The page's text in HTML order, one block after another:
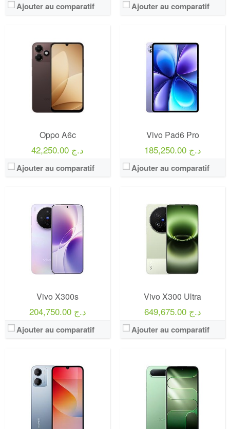
Ajouter au comparatif Ajouter au comparatif
Oppo A6c
42,250.00 د.ج
Ajouter au comparatif
Vivo Pad6 Pro
185,250.00 د.ج
Ajouter au comparatif
Vivo X300s
204,750.00 د.ج
Ajouter au comparatif
Vivo X300 Ultra
649,675.00 د.ج
Ajouter au comparatif